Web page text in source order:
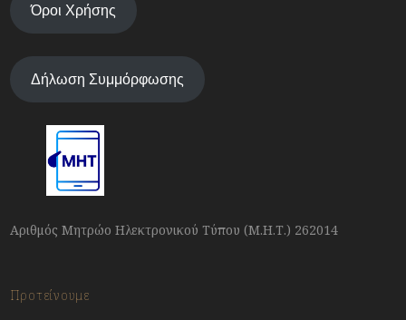
Όροι Χρήσης
Δήλωση Συμμόρφωσης
Αριθμός Μητρώο Ηλεκτρονικού Τύπου (Μ.Η.Τ.) 262014
Προτείνουμε